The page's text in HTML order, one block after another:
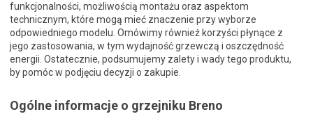
funkcjonalności, możliwością montażu oraz aspektom
technicznym, które mogą mieć znaczenie przy wyborze
odpowiedniego modelu. Omówimy również korzyści płynące z
jego zastosowania, w tym wydajność grzewczą i oszczędność
energii. Ostatecznie, podsumujemy zalety i wady tego produktu,
by pomóc w podjęciu decyzji o zakupie.
Ogólne informacje o grzejniku Breno